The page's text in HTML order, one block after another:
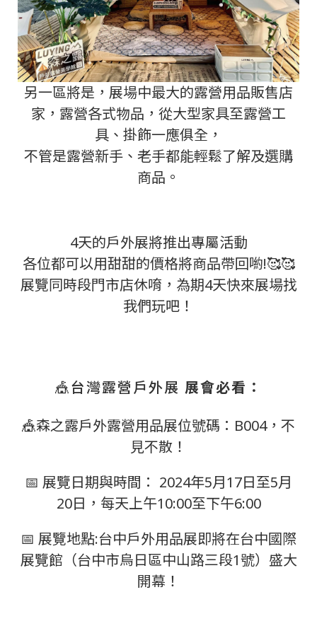
另一區將是，展場中最大的露營用品販售店
家，露營各式物品，從大型家具至露營工
具、掛飾一應俱全，
不管是露營新手、老手都能輕鬆了解及選購
商品。
4天的戶外展將推出專屬活動
各位都可以用甜甜的價格將商品帶回喲!🥰🥰
展覽同時段門市店休唷，為期4天快來展場找
我們玩吧！
🎪台灣露營戶外展 展會必看：
🎪森之露戶外露營用品展位號碼：B004，不
見不散！
📅 展覽日期與時間： 2024年5月17日至5月
20日，每天上午10:00至下午6:00
📅 展覽地點:台中戶外用品展即將在台中國際
展覽館（台中市烏日區中山路三段1號）盛大
開幕！